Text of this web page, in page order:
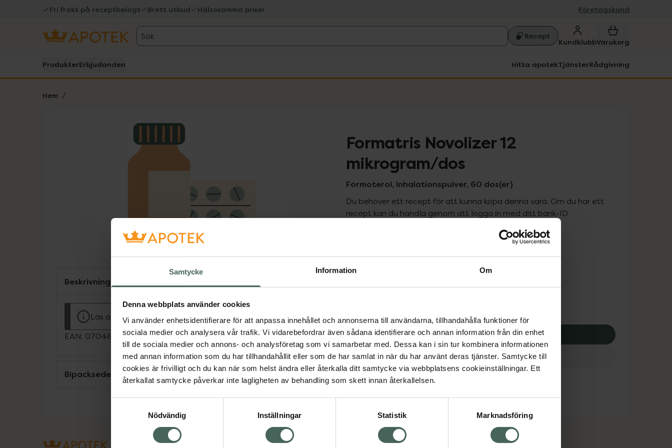
Samtycke Information Om
Denna webbplats använder cookies
Vi använder enhetsidentifierare för att anpassa innehållet och annonserna till användarna, tillhandahålla funktioner för
sociala medier och analysera vår trafik. Vi vidarebefordrar även sådana identifierare och annan information från din enhet
till de sociala medier och annons- och analysföretag som vi samarbetar med. Dessa kan i sin tur kombinera informationen
med annan information som du har tillhandahållit eller som de har samlat in när du har använt deras tjänster. Samtycke till
cookies är frivilligt och du kan när som helst ändra eller återkalla ditt samtycke via webbplatsens cookieinställningar. Ett
återkallat samtycke påverkar inte lagligheten av behandling som skett innan återkallelsen.
Nödvändig
Inställningar Statistik Marknadsföring
Fri frakt på receptbelagt Brett utbud Hälsosamma priser Företagskund
Sök Recept
KundklubbVarukorg
ProdukterErbjudanden Hitta apotekTjänsterRådgivning
Hem
Lista: . Innehåller 1 objekt.
Formatris Novolizer 12
mikrogram/dos
Formoterol, Inhalationspulver, 60 dos(er)
Du behöver ett recept för att kunna köpa denna vara. Om du har ett
recept kan du handla genom att logga in med ditt bank-ID.
Pris med recept
Högkostnadsskyddet gäller
281,94 kr
Köp via ditt recept
Aktuella erbjudanden
Beskrivning
Läs alltid bipacksedeln innan användning.
EAN: 07046261299503
Bipacksedel från FASS Visa
Om recept och läkemedel